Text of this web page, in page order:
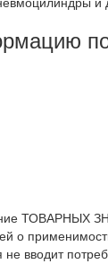
ТОВАРНЫХ
о
вводит